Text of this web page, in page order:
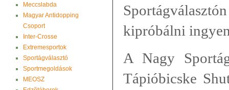
Meccslabda
Magyar Antidopping
Csoport
Inter-Crosse
Extremesportok
Sportágválasztó
Sportmegoldások
MEOSZ
kipróbálni
A Nagy
Tápióbicske